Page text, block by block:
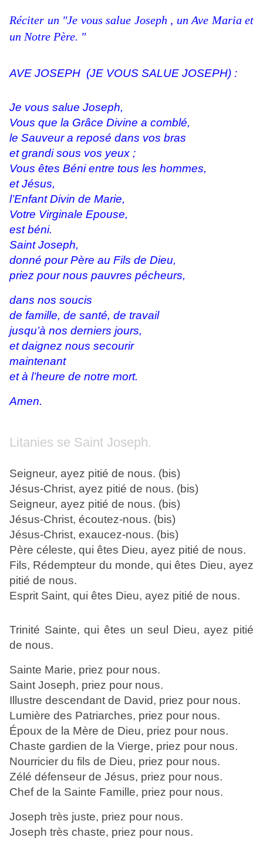
Réciter un "Je vous salue Joseph , un Ave Maria et
un Notre Père. "
AVE JOSEPH (JE VOUS SALUE JOSEPH) :
Je vous salue Joseph,
Vous que la Grâce Divine a comblé,
le Sauveur a reposé dans vos bras
et grandi sous vos yeux ;
Vous êtes Béni entre tous les hommes,
et Jésus,
l’Enfant Divin de Marie,
Votre Virginale Epouse,
est béni.
Saint Joseph,
donné pour Père au Fils de Dieu,
priez pour nous pauvres pécheurs,
dans nos soucis
de famille, de santé, de travail
jusqu’à nos derniers jours,
et daignez nous secourir
maintenant
et à l’heure de notre mort.
Amen.
Litanies se Saint Joseph.
Seigneur, ayez pitié de nous. (bis)
Jésus-Christ, ayez pitié de nous. (bis)
Seigneur, ayez pitié de nous. (bis)
Jésus-Christ, écoutez-nous. (bis)
Jésus-Christ, exaucez-nous. (bis)
Père céleste, qui êtes Dieu, ayez pitié de nous.
Fils, Rédempteur du monde, qui êtes Dieu, ayez
pitié de nous.
Esprit Saint, qui êtes Dieu, ayez pitié de nous.
Trinité Sainte, qui êtes un seul Dieu, ayez pitié
de nous.
Sainte Marie, priez pour nous.
Saint Joseph, priez pour nous.
Illustre descendant de David, priez pour nous.
Lumière des Patriarches, priez pour nous.
Époux de la Mère de Dieu, priez pour nous.
Chaste gardien de la Vierge, priez pour nous.
Nourricier du fils de Dieu, priez pour nous.
Zélé défenseur de Jésus, priez pour nous.
Chef de la Sainte Famille, priez pour nous.
Joseph très juste, priez pour nous.
Joseph très chaste, priez pour nous.